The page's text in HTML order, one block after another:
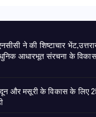
ने की शिष्टाचार
आधारभूत संरचना के
और मसूरी के विकास के लिए